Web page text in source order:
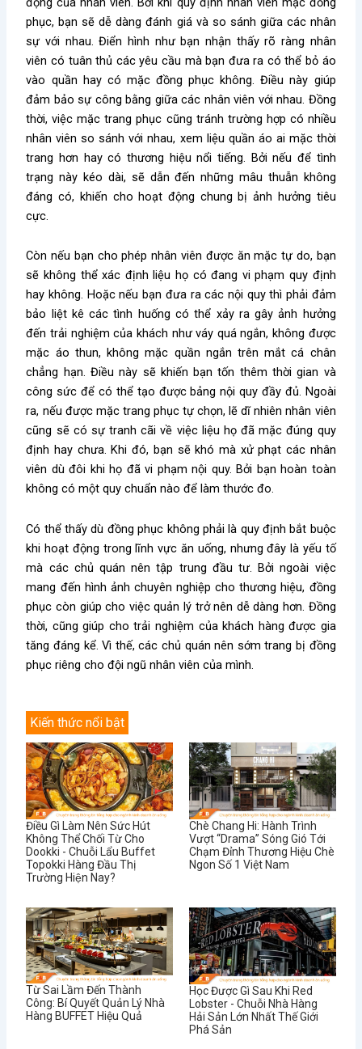
phục, bạn sẽ dễ dàng đánh giá và so sánh giữa các nhân
sự với nhau. Điển hình như bạn nhận thấy rõ ràng nhân
viên có tuân thủ các yêu cầu mà bạn đưa ra có thể bỏ áo
vào quần hay có mặc đồng phục không. Điều này giúp
đảm bảo sự công bằng giữa các nhân viên với nhau. Đồng
thời, việc mặc trang phục cũng tránh trường hợp có nhiều
nhân viên so sánh với nhau, xem liệu quần áo ai mặc thời
trang hơn hay có thương hiệu nổi tiếng. Bởi nếu để tình
trạng này kéo dài, sẽ dẫn đến những mâu thuẫn không
đáng có, khiến cho hoạt động chung bị ảnh hưởng tiêu
cực.
Còn nếu bạn cho phép nhân viên được ăn mặc tự do, bạn
sẽ không thể xác định liệu họ có đang vi phạm quy định
hay không. Hoặc nếu bạn đưa ra các nội quy thì phải đảm
bảo liệt kê các tình huống có thể xảy ra gây ảnh hưởng
đến trải nghiệm của khách như váy quá ngắn, không được
mặc áo thun, không mặc quần ngắn trên mắt cá chân
chẳng hạn. Điều này sẽ khiến bạn tốn thêm thời gian và
công sức để có thể tạo được bảng nội quy đầy đủ. Ngoài
ra, nếu được mặc trang phục tự chọn, lẽ dĩ nhiên nhân viên
cũng sẽ có sự tranh cãi về việc liệu họ đã mặc đúng quy
định hay chưa. Khi đó, bạn sẽ khó mà xử phạt các nhân
viên dù đôi khi họ đã vi phạm nội quy. Bởi bạn hoàn toàn
không có một quy chuẩn nào để làm thước đo.
Có thể thấy dù đồng phục không phải là quy định bắt buộc
khi hoạt động trong lĩnh vực ăn uống, nhưng đây là yếu tố
mà các chủ quán nên tập trung đầu tư. Bởi ngoài việc
mang đến hình ảnh chuyên nghiệp cho thương hiệu, đồng
phục còn giúp cho việc quản lý trở nên dễ dàng hơn. Đồng
thời, cũng giúp cho trải nghiệm của khách hàng được gia
tăng đáng kể. Vì thế, các chủ quán nên sớm trang bị đồng
phục riêng cho đội ngũ nhân viên của mình.
Kiến thức nổi bật
Điều Gì Làm Nên Sức Hút
Không Thể Chối Từ Cho
Dookki - Chuỗi Lẩu Buffet
Topokki Hàng Đầu Thị
Trường Hiện Nay?
Chè Chang Hi: Hành Trình
Vượt “Drama” Sóng Gió Tới
Chạm Đỉnh Thương Hiệu Chè
Ngon Số 1 Việt Nam
Từ Sai Lầm Đến Thành
Công: Bí Quyết Quản Lý Nhà
Hàng BUFFET Hiệu Quả
Học Được Gì Sau Khi Red
Lobster - Chuỗi Nhà Hàng
Hải Sản Lớn Nhất Thế Giới
Phá Sản